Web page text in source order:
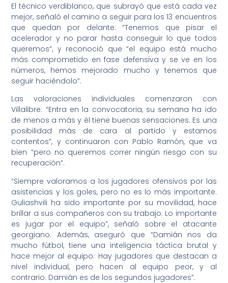
El técnico verdiblanco, que subrayó que está cada vez
mejor, señaló el camino a seguir para los 13 encuentros
que quedan por delante: “Tenemos que pisar el
acelerador y no parar hasta conseguir lo que todos
queremos”, y reconoció que “el equipo está mucho
más comprometido en fase defensiva y se ve en los
números, hemos mejorado mucho y tenemos que
seguir haciéndolo”.
Las valoraciones individuales comenzaron con
Villalibre: “Entra en la convocatoria, su semana ha ido
de menos a más y él tiene buenas sensaciones. Es una
posibilidad más de cara al partido y estamos
contentos”, y continuaron con Pablo Ramón, que va
bien “pero no queremos correr ningún riesgo con su
recuperación”.
“Siempre valoramos a los jugadores ofensivos por las
asistencias y los goles, pero no es lo más importante.
Guliashvili ha sido importante por su movilidad, hace
brillar a sus compañeros con su trabajo. Lo importante
es jugar por el equipo”, señaló sobre el atacante
georgiano. Además, aseguró que “Damián nos da
mucho fútbol, tiene una inteligencia táctica brutal y
hace mejor al equipo. Hay jugadores que destacan a
nivel individual, pero hacen al equipo peor, y al
contrario. Damián es de los segundos jugadores”.